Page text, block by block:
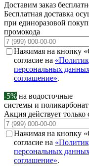
Доставим заказ
Бесплатная доставка
при единоразовой
промокода
Нажимая на кнопку
согласие на
персональных
соглашение».
-5% на водосточные
системы и поликарбонат
Акция действует только
Нажимая на кнопку
согласие на
персональных
соглашение».